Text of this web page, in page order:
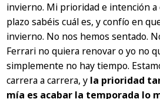
invierno. Mi prioridad e intención a
plazo sabéis cuál es, y confío en
invierno. No nos hemos sentado.
Ferrari no quiera renovar o yo no
simplemente no hay tiempo.
carrera a carrera, y la prioridad
mía es acabar la temporada lo